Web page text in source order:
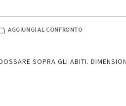
AGGIUNGI AL CONFRONTO
SOPRA GLI ABITI.